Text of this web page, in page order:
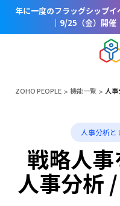
年に一度のフラッグシップ
｜9/25（金）開催
ZOHO PEOPLE 機能一覧 人事
人事分析と
戦略人
人事分析